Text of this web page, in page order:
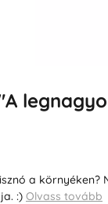
a környéken?
:) Olvass tovább